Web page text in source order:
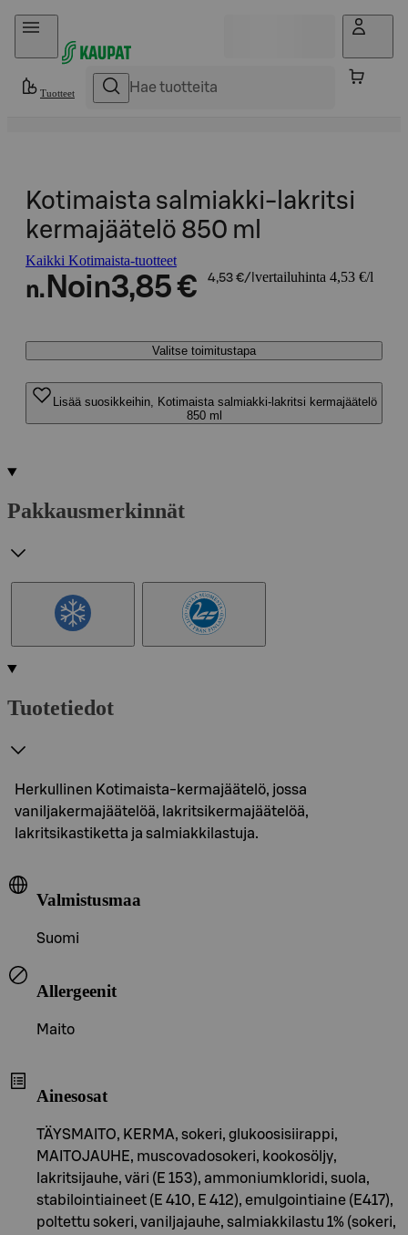
Hyppää sisältöön
Tuotteet
Kotimaista salmiakki-lakritsi
kermajäätelö 850 ml
Kaikki Kotimaista-tuotteet
n. Noin3,85 € 4,53 €/l vertailuhinta 4,53 €/l
Valitse toimitustapa
Lisää suosikkeihin, Kotimaista salmiakki-lakritsi kermajäätelö
850 ml
Pakkausmerkinnät
Tuotetiedot
Herkullinen Kotimaista-kermajäätelö, jossa
vaniljakermajäätelöä, lakritsikermajäätelöä,
lakritsikastiketta ja salmiakkilastuja.
Valmistusmaa
Suomi
Allergeenit
Maito
Ainesosat
TÄYSMAITO, KERMA, sokeri, glukoosisiirappi,
MAITOJAUHE, muscovadosokeri, kookosöljy,
lakritsijauhe, väri (E 153), ammoniumkloridi, suola,
stabilointiaineet (E 410, E 412), emulgointiaine (E417),
poltettu sokeri, vaniljajauhe, salmiakkilastu 1% (sokeri,